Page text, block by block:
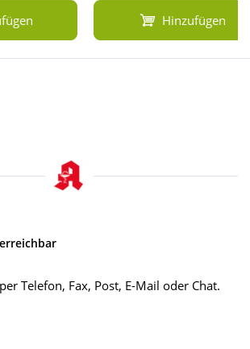
Hinzufügen
Telefon, Fax, Post, E-Mail oder Chat.